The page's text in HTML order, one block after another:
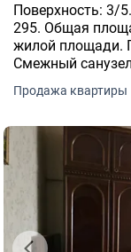
Поверхность: 3/
295. Общая
жилой площади.
Смежный
водоснабжение
Продажа квартиры